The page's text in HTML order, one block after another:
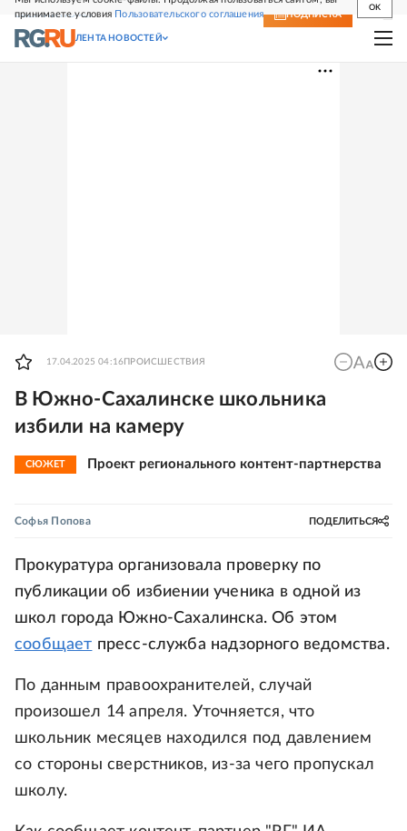
принимаете условия Пользовательского соглашения
OK
СВЕЖИЙ НОМЕР ПОДПИСКА
ЛЕНТА НОВОСТЕЙ
17.04.2025 04:16 ПРОИСШЕСТВИЯ
В Южно-Сахалинске школьника
избили на камеру
СЮЖЕТ Проект регионального контент-партнерства
Софья Попова ПОДЕЛИТЬСЯ
Прокуратура организовала проверку по
публикации об избиении ученика в одной из
школ города Южно-Сахалинска. Об этом
сообщает пресс-служба надзорного ведомства.
По данным правоохранителей, случай
произошел 14 апреля. Уточняется, что
школьник месяцев находился под давлением
со стороны сверстников, из-за чего пропускал
школу.